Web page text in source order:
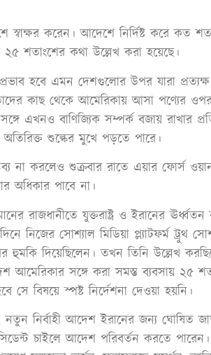
স্বাক্ষর করেন। আদেশে নির্দিষ্ট করে কত
শতাংশের কথা উল্লেখ করা হয়েছে।
হবে এমন দেশগুলোর উপর যারা
কাছ থেকে আমেরিকায় আসা পণ্যের
এখনও বাণিজ্যিক সম্পর্ক বজায় রাখার
শুল্কের মুখে পড়তে পারে।
না করলেও শুক্রবার রাতে এয়ার ফোর্স
অধিকার পাবে না।
যুক্তরাষ্ট্র ও ইরানের ঊর্ধ্বতন
নিজের সোশ্যাল মিডিয়া প্ল্যাটফর্ম ট্রুথ
দিয়েছিলেন। তখন তিনি উল্লেখ
আমেরিকার সঙ্গে করা সমস্ত ব্যবসায় ২৫
সে বিষয়ে স্পষ্ট নির্দেশনা দেওয়া হয়নি।
নির্বাহী আদেশ ইরানের জন্য ঘোষিত
চাইলে আদেশ পরিবর্তন করতে